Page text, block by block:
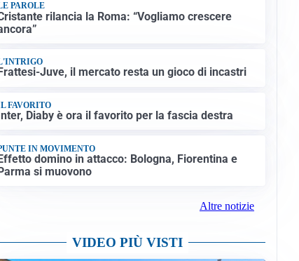
PAROLE
rilancia la Roma: “Vogliamo crescere
Frattesi-Juve, il mercato resta un gioco di incastri
FAVORITO
Inter, Diaby è ora il favorito per la fascia destra
IN MOVIMENTO
domino in attacco: Bologna, Fiorentina e
si muovono
Altre notizie
VIDEO PIÙ VISTI